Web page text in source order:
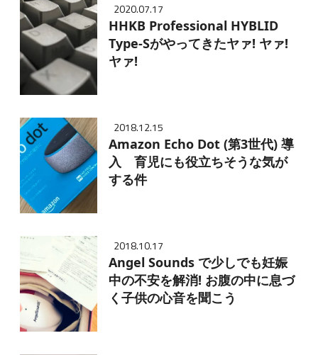
2020.07.17
HHKB Professional HYBLID
Type-Sがやってきたヤァ! ヤァ!
ヤァ!
2018.12.15
Amazon Echo Dot (第3世代) 導
入 育児にも役立ちそうな気が
する件
2018.10.17
Angel Sounds で少しでも妊娠
中の不安を解消! お腹の中に息づ
く子供の心音を聞こう